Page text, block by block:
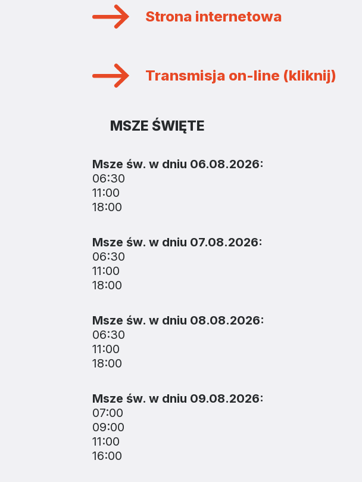
Strona internetowa
Transmisja on-line (kliknij)
MSZE ŚWIĘTE
Msze św. w dniu 06.08.2026:
06:30
11:00
18:00
Msze św. w dniu 07.08.2026:
06:30
11:00
18:00
Msze św. w dniu 08.08.2026:
06:30
11:00
18:00
Msze św. w dniu 09.08.2026:
07:00
09:00
11:00
16:00